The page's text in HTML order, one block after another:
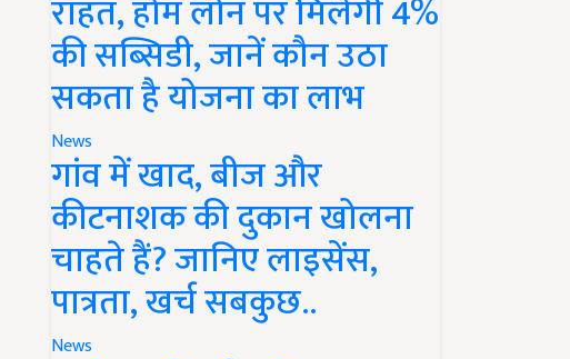
राहत, होम लोन पर मिलेगी 4%
की सब्सिडी, जानें कौन उठा
सकता है योजना का लाभ
News
गांव में खाद, बीज और
कीटनाशक की दुकान खोलना
चाहते हैं? जानिए लाइसेंस,
पात्रता, खर्च सबकुछ..
News